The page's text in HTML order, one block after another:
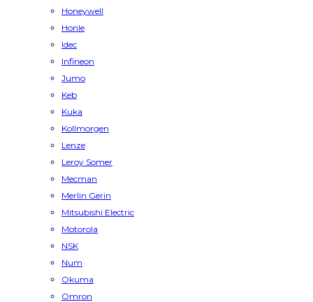
Honeywell
Honle
Idec
Infineon
Jumo
Keb
Kuka
Kollmorgen
Lenze
Leroy Somer
Mecman
Merlin Gerin
Mitsubishi Electric
Motorola
NSK
Num
Okuma
Omron